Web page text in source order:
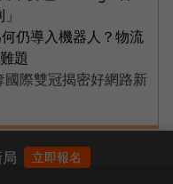
仍導入機器人？物流
題
際雙冠揭密好網路新
立即報名